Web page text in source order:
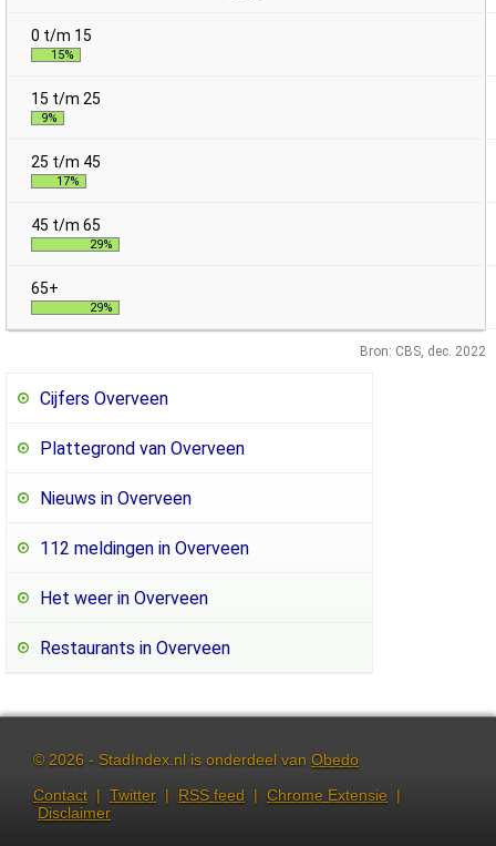
15%
9%
17%
29%
29%
Bron: CBS, dec. 2022
Cijfers Overveen
Plattegrond van Overveen
Nieuws in Overveen
112 meldingen in Overveen
Het weer in Overveen
Restaurants in Overveen
© 2026 - StadIndex.nl is onderdeel van Obedo
Contact | Twitter | RSS feed | Chrome Extensie |
Disclaimer